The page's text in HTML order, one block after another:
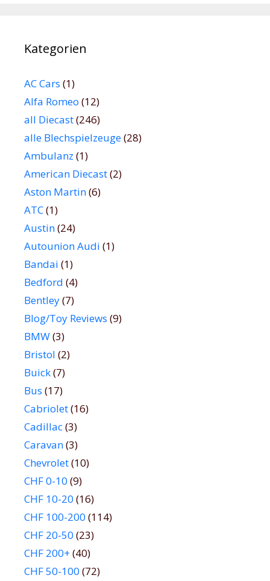
Kategorien
AC Cars (1)
Alfa Romeo (12)
all Diecast(246)
alle Blechspielzeuge(28)
Ambulanz (1)
American Diecast(2)
Aston Martin(6)
ATC(1)
Austin(24)
Autounion Audi (1)
Bandai (1)
Bedford (4)
Bentley(7)
Blog/Toy Reviews (9)
BMW(3)
Bristol (2)
Buick(7)
Bus (17)
Cabriolet(16)
Cadillac(3)
Caravan(3)
Chevrolet(10)
CHF 0-10 (9)
CHF 10-20 (16)
CHF 100-200 (114)
CHF 20-50 (23)
CHF 200+ (40)
CHF 50-100 (72)